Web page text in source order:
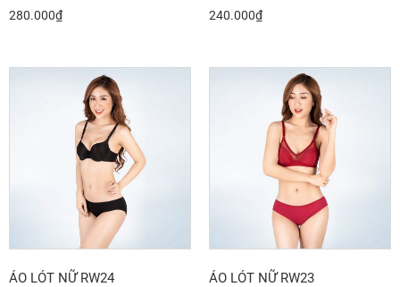
280.000₫ 240.000₫
ÁO LÓT NỮ RW24 ÁO LÓT NỮ RW23